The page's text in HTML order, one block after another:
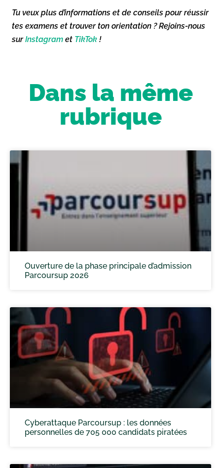
Tu veux plus d’informations et de conseils pour réussir
tes examens et trouver ton orientation ? Rejoins-nous
surInstagram et TikTok !
Dans la même
rubrique
Ouverture de la phase principale d’admission
Parcoursup 2026
Cyberattaque Parcoursup : les données
personnelles de 705 000 candidats piratées